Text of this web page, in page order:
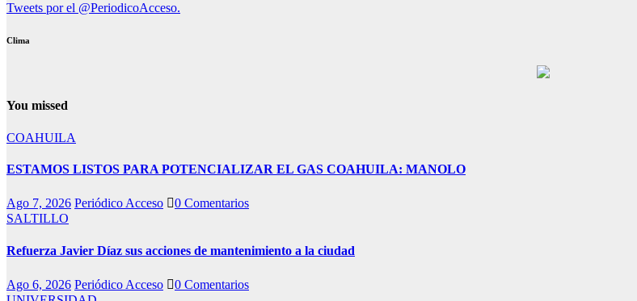
Tweets por el @PeriodicoAcceso.
Clima
You missed
COAHUILA
ESTAMOS LISTOS PARA POTENCIALIZAR EL GAS COAHUILA: MANOLO
Ago 7, 2026 Periódico Acceso
0 Comentarios
SALTILLO
Refuerza Javier Díaz sus acciones de mantenimiento a la ciudad
Ago 6, 2026 Periódico Acceso
0 Comentarios